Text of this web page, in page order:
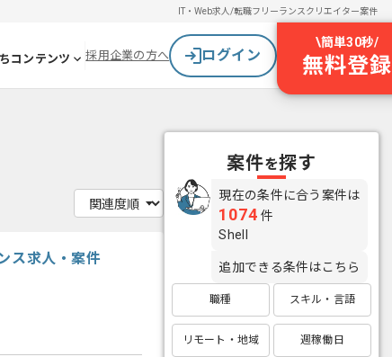
IT・Web求人/転職フリーランスクリエイター案件
コンテンツ 採用企業の方へ ログイン
\簡単30秒/
無料登録
ス求人・案件
案件を探す
現在の条件に合う案件は
1074 件
Shell
追加できる条件はこちら
職種 スキル・言語
リモート・地域 週稼働日